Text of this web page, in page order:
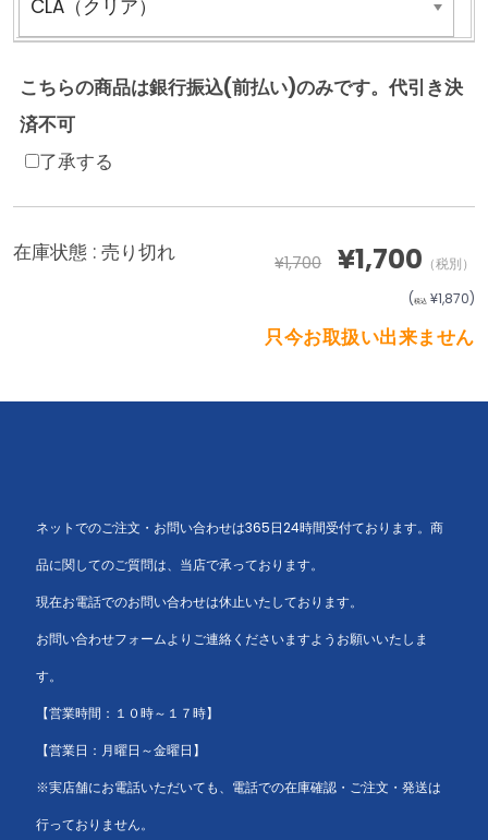
こちらの商品は銀行振込(前払い)のみです。代引き決
済不可
了承する
在庫状態 :売り切れ ¥1,700 ¥1,700 （税別）
(税込 ¥1,870)
只今お取扱い出来ません
ネットでのご注文・お問い合わせは365日24時間受付ております。商
品に関してのご質問は、当店で承っております。
現在お電話でのお問い合わせは休止いたしております。
お問い合わせフォームよりご連絡くださいますようお願いいたしま
す。
【営業時間：１０時～１７時】
【営業日：月曜日～金曜日】
※実店舗にお電話いただいても、電話での在庫確認・ご注文・発送は
行っておりません。